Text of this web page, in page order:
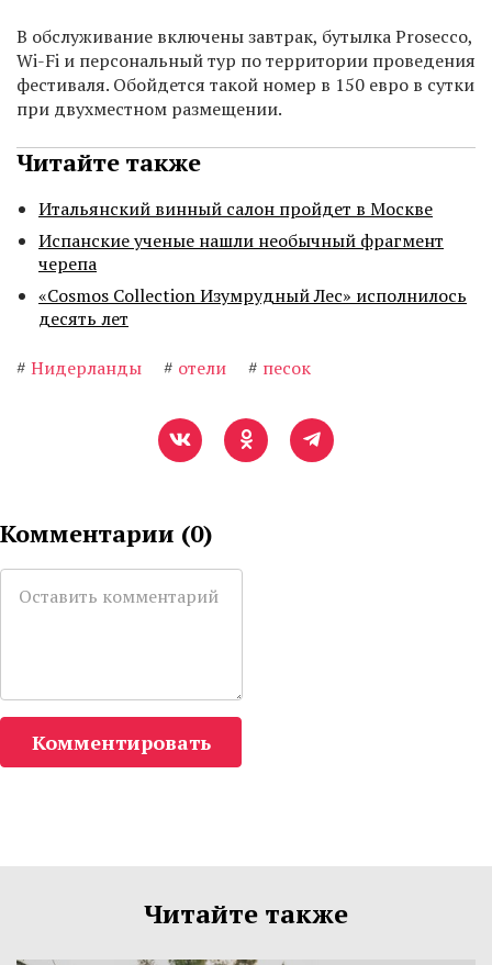
В обслуживание включены завтрак, бутылка Prosecco,
Wi-Fi и персональный тур по территории проведения
фестиваля. Обойдется такой номер в 150 евро в сутки
при двухместном размещении.
Читайте также
Итальянский винный салон пройдет в Москве
Испанские ученые нашли необычный фрагмент
черепа
«Cosmos Collection Изумрудный Лес» исполнилось
десять лет
# Нидерланды # отели # песок
Комментарии (0)
Комментировать
Читайте также